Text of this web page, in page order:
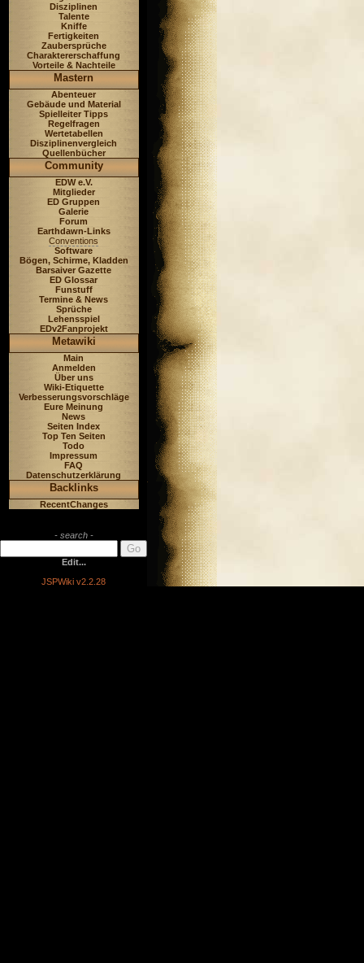
Disziplinen
Talente
Kniffe
Fertigkeiten
Zaubersprüche
Charaktererschaffung
Vorteile & Nachteile
Mastern
Abenteuer
Gebäude und Material
Spielleiter Tipps
Regelfragen
Wertetabellen
Disziplinenvergleich
Quellenbücher
Community
EDW e.V.
Mitglieder
ED Gruppen
Galerie
Forum
Earthdawn-Links
Conventions
Software
Bögen, Schirme, Kladden
Barsaiver Gazette
ED Glossar
Funstuff
Termine & News
Sprüche
Lehensspiel
EDv2Fanprojekt
Metawiki
Main
Anmelden
Über uns
Wiki-Etiquette
Verbesserungsvorschläge
Eure Meinung
News
Seiten Index
Top Ten Seiten
Todo
Impressum
FAQ
Datenschutzerklärung
Backlinks
RecentChanges
- search -
Edit...
JSPWiki v2.2.28